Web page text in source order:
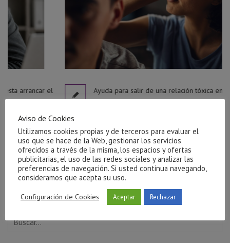
Ayuda para salir de una relación tóxica en Castellón
Aviso de Cookies
Utilizamos cookies propias y de terceros para evaluar el
uso que se hace de la Web, gestionar los servicios
ofrecidos a través de la misma, los espacios y ofertas
publicitarias, el uso de las redes sociales y analizar las
preferencias de navegación. Si usted continua navegando,
consideramos que acepta su uso.
Configuración de Cookies Aceptar Rechazar